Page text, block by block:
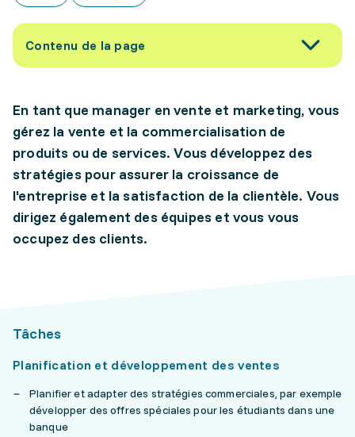
Contenu de la page
En tant que manager en vente et marketing, vous
gérez la vente et la commercialisation de
produits ou de services. Vous développez des
stratégies pour assurer la croissance de
l'entreprise et la satisfaction de la clientèle. Vous
dirigez également des équipes et vous vous
occupez des clients.
Tâches
Planification et développement des ventes
Planifier et adapter des stratégies commerciales, par exemple
développer des offres spéciales pour les étudiants dans une
banque